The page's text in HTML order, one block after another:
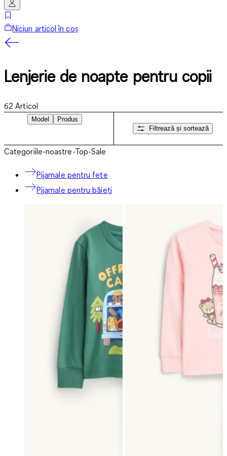
Niciun articol în coș
Lenjerie de noapte pentru copii
62 Articol
Model
Produs
Filtrează și sortează
Categoriile-noastre-Top-Sale
Pijamale pentru fete
Pijamale pentru băieți